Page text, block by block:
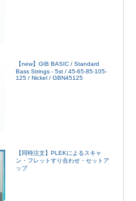
【new】GIB BASIC / Standard
Bass Strings - 5st / 45-65-85-105-
125 / Nickel / GBN45125
【同時注文】PLEKによるスキャ
ン・フレットすり合わせ・セットア
ップ